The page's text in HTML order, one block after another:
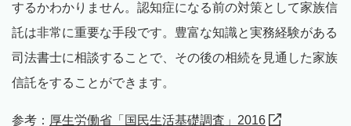
するかわかりません。認知症になる前の対策として家族信
託は非常に重要な手段です。豊富な知識と実務経験がある
司法書士に相談することで、その後の相続を見通した家族
信託をすることができます。
参考： 厚生労働省「国民生活基礎調査」2016